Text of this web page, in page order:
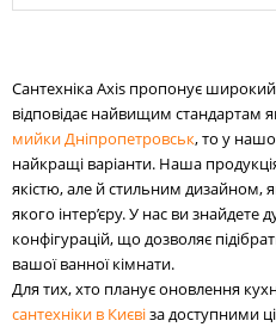
Сантехніка Axis пропонує
відповідає найвищим стандартам
мийки Дніпропетровськ, то у
найкращі варіанти. Наша
якістю, але й стильним дизайном,
якого інтер’єру. У нас ви знайдете
конфігурацій, що дозволяє
вашої ванної кімнати.
Для тих, хто планує оновлення
сантехніки в Києвіза доступними